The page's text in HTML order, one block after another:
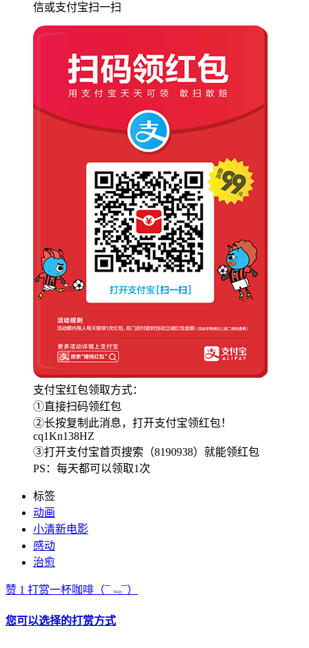
信或支付宝扫一扫
支付宝红包领取方式：
①直接扫码领红包
②长按复制此消息，打开支付宝领红包！
cq1Kn138HZ
③打开支付宝首页搜索（8190938）就能领红包
PS：每天都可以领取1次
标签
动画
小清新电影
感动
治愈
赞 1 打赏一杯咖啡 （¯﹃¯）
您可以选择的打赏方式